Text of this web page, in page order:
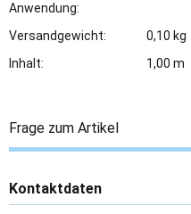
Anwendung:
Versandgewicht:
0,10 kg
Inhalt:
1,00 m
Frage zum Artikel
Kontaktdaten